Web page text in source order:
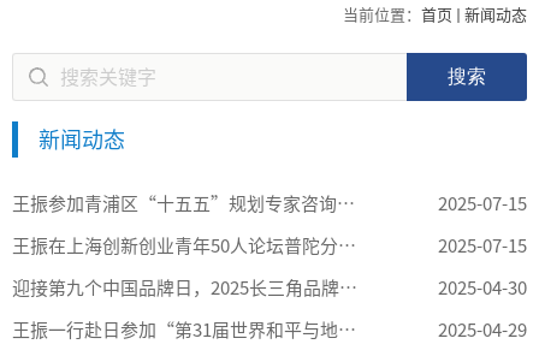
当前位置： 首页 新闻动态
新闻动态
王振参加青浦区“十五五”规划专家咨询座谈会 2025-07-15
王振在上海创新创业青年50人论坛普陀分论坛做主旨演讲 2025-07-15
迎接第九个中国品牌日，2025长三角品牌大会（宁波）顺利举行，长... 2025-04-30
王振一行赴日参加“第31届世界和平与地区经济社会发展”国际学术... 2025-04-29